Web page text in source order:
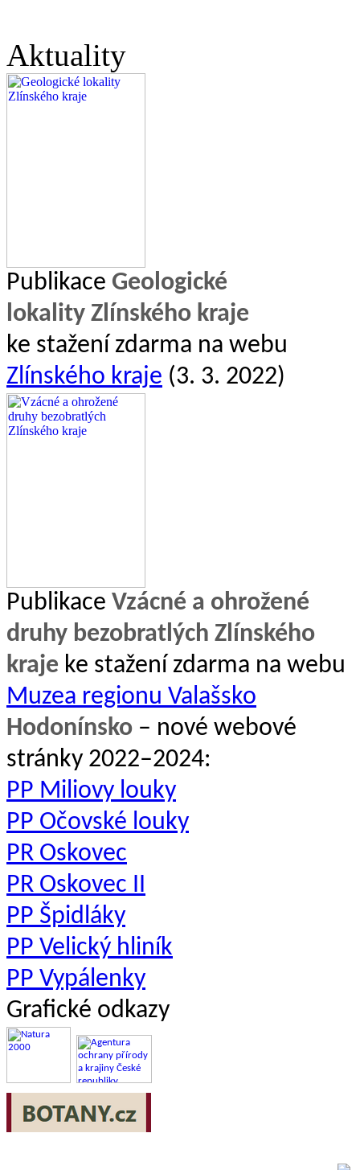
Aktuality
Publikace Geologické
lokality Zlínského kraje
ke stažení zdarma na webu
Zlínského kraje (3. 3. 2022)
Publikace Vzácné a ohrožené
druhy bezobratlých Zlínského
kraje ke stažení zdarma na webu
Muzea regionu Valašsko
Hodonínsko – nové webové
stránky 2022–2024:
PP Miliovy louky
PP Očovské louky
PR Oskovec
PR Oskovec II
PP Špidláky
PP Velický hliník
PP Vypálenky
Grafické odkazy